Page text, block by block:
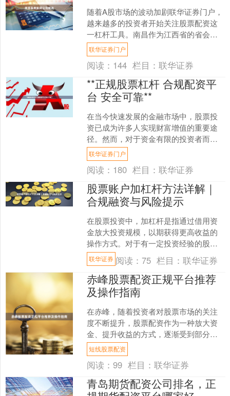
随着A股市场的波动加剧联华证券门户，
越来越多的投资者开始关注股票配资这
一杠杆工具。南昌作为江西省的省会城
市，金融服务业发展迅速，涌现出不少
股票配资公司。然而，面....
联华证券门户
阅读： 144 栏目：联华证券
**正规股票杠杆 合规配资平
台 安全可靠**
在当今快速发展的金融市场中，股票投
资已成为许多人实现财富增值的重要途
径。然而，对于资金有限的投资者而
言，如何借助杠杆工具放大收益，同时
确保资金安全，是一个值得深....
联华证券门户
阅读： 180 栏目：联华证券
股票账户加杠杆方法详解｜
合规融资与风险提示
在股票投资中，加杠杆是指通过借用资
金放大投资规模，以期获得更高收益的
操作方式。对于有一定投资经验的股民
而言，合理使用杠杆可以提升资金使用
效率。但需要注意的是联华....
联华证券 阅读：75 栏目：联华证券
赤峰股票配资正规平台推荐
及操作指南
在赤峰，随着投资者对股票市场的关注
度不断提升，股票配资作为一种放大资
金、提升收益的方式，逐渐受到部分投
资者的青睐。然而短线股票配资，市场
上配资平台良莠不齐，如何....
短线股票配资
阅读：99 栏目：联华证券
青岛期货配资公司排名，正